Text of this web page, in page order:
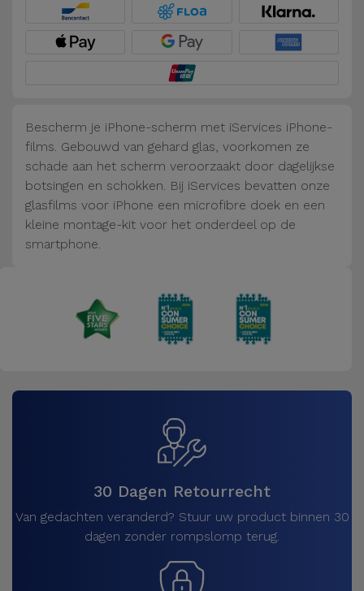
Trackers
Accessoires
Auto en
Fiets
Computer
Aaccessoires
iPad en
Bescherm je iPhone-scherm met iServices iPhone-
films. Gebouwd van gehard glas, voorkomen ze
schade aan het scherm veroorzaakt door dagelijkse
botsingen en schokken. Bij iServices bevatten onze
glasfilms voor iPhone een microfibre doek en een
kleine montage-kit voor het onderdeel op de
smartphone.
30 Dagen Retourrecht
Van gedachten veranderd? Stuur uw product binnen 30
dagen zonder rompslomp terug.